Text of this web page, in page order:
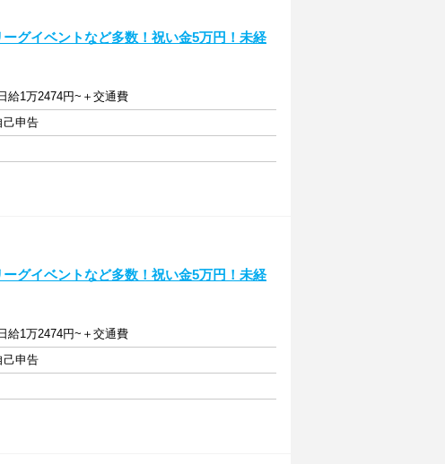
グイベントなど多数！祝い金5万円！未経
給1万2474円~＋交通費
己申告
グイベントなど多数！祝い金5万円！未経
給1万2474円~＋交通費
己申告